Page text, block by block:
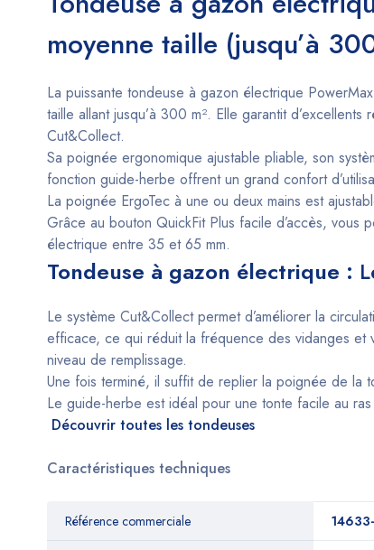
moyenne taille (jusqu’à
La puissante tondeuse à gazon électrique
taille allant jusqu’à 300 m². Elle garantit
Cut&Collect.
Sa poignée ergonomique ajustable pliable, son
fonction guide-herbe offrent un grand confort
La poignée ErgoTec à une ou deux mains est
Grâce au bouton QuickFit Plus facile d’accès, vous
électrique entre 35 et 65 mm.
Tondeuse à gazon électrique :
Le système Cut&Collect permet d’améliorer la
efficace, ce qui réduit la fréquence des vidanges
niveau de remplissage.
Une fois terminé, il suffit de replier la poignée de la
Le guide-herbe est idéal pour une tonte facile au
Découvrir toutes les tondeuses
Caractéristiques techniques
Référence commerciale